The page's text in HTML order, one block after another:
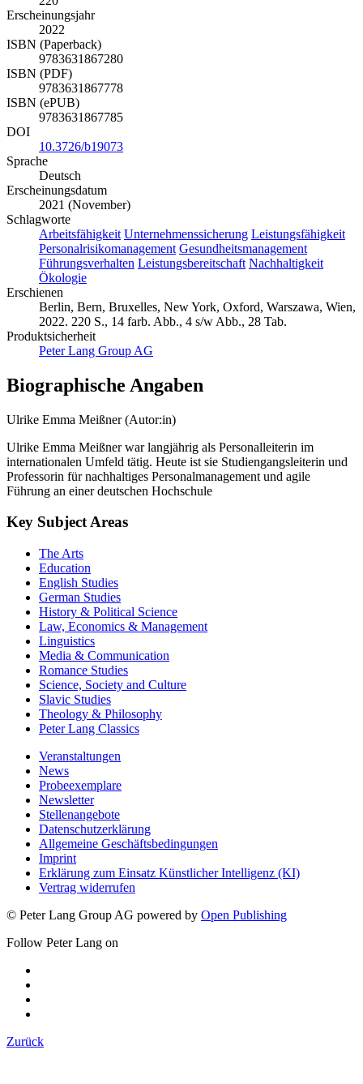
Erscheinungsjahr
2022
ISBN (Paperback)
9783631867280
ISBN (PDF)
9783631867778
ISBN (ePUB)
9783631867785
DOI
10.3726/b19073
Sprache
Deutsch
Erscheinungsdatum
2021 (November)
Schlagworte
Arbeitsfähigkeit Unternehmenssicherung Leistungsfähigkeit
Personalrisikomanagement Gesundheitsmanagement
Führungsverhalten Leistungsbereitschaft Nachhaltigkeit
Ökologie
Erschienen
Berlin, Bern, Bruxelles, New York, Oxford, Warszawa, Wien,
2022. 220 S., 14 farb. Abb., 4 s/w Abb., 28 Tab.
Produktsicherheit
Peter Lang Group AG
Biographische Angaben
Ulrike Emma Meißner (Autor:in)
Ulrike Emma Meißner war langjährig als Personalleiterin im
internationalen Umfeld tätig. Heute ist sie Studiengangsleiterin und
Professorin für nachhaltiges Personalmanagement und agile
Führung an einer deutschen Hochschule
Key Subject Areas
The Arts
Education
English Studies
German Studies
History & Political Science
Law, Economics & Management
Linguistics
Media & Communication
Romance Studies
Science, Society and Culture
Slavic Studies
Theology & Philosophy
Peter Lang Classics
Veranstaltungen
News
Probeexemplare
Newsletter
Stellenangebote
Datenschutzerklärung
Allgemeine Geschäftsbedingungen
Imprint
Erklärung zum Einsatz Künstlicher Intelligenz (KI)
Vertrag widerrufen
© Peter Lang Group AG powered by Open Publishing
Follow Peter Lang on
Zurück